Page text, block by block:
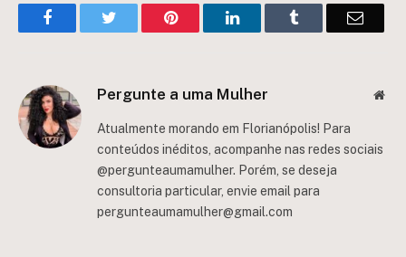
FacebookTwitter Pinterest LinkedInTumblr Email
Pergunte a uma Mulher
Atualmente morando em Florianópolis! Para
conteúdos inéditos, acompanhe nas redes sociais
@pergunteaumamulher. Porém, se deseja
consultoria particular, envie email para
pergunteaumamulher@gmail.com